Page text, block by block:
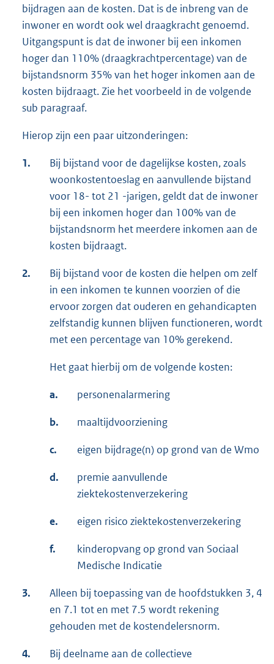
bijdragen aan de kosten. Dat is de inbreng van de
inwoner en wordt ook wel draagkracht genoemd.
Uitgangspunt is dat de inwoner bij een inkomen
hoger dan 110% (draagkrachtpercentage) van de
bijstandsnorm 35% van het hoger inkomen aan de
kosten bijdraagt. Zie het voorbeeld in de volgende
sub paragraaf.
Hierop zijn een paar uitzonderingen:
1.
Bij bijstand voor de dagelijkse kosten, zoals
woonkostentoeslag en aanvullende bijstand
voor 18- tot 21 -jarigen, geldt dat de inwoner
bij een inkomen hoger dan 100% van de
bijstandsnorm het meerdere inkomen aan de
kosten bijdraagt.
2.
Bij bijstand voor de kosten die helpen om zelf
in een inkomen te kunnen voorzien of die
ervoor zorgen dat ouderen en gehandicapten
zelfstandig kunnen blijven functioneren, wordt
met een percentage van 10% gerekend.
Het gaat hierbij om de volgende kosten:
a. personenalarmering
b. maaltijdvoorziening
c. eigen bijdrage(n) op grond van de Wmo
d.
premie aanvullende
ziektekostenverzekering
e. eigen risico ziektekostenverzekering
f.
kinderopvang op grond van Sociaal
Medische Indicatie
3.
Alleen bij toepassing van de hoofdstukken 3, 4
en 7.1 tot en met 7.5 wordt rekening
gehouden met de kostendelersnorm.
4.
Bij deelname aan de collectieve